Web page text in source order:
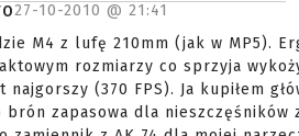
27-10-2010 @ 21:41
M4 z lufę 210mm (jak w MP5).
rozmiarzy co sprzyja
(370 FPS). Ja kupiłem
zapasowa dla nieszczęśników